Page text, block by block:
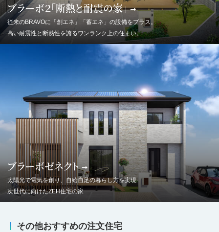
ブラーボ２「断熱と耐震の家」
従来のBRAVOに「創エネ」「蓄エネ」の設備をプラス。
高い耐震性と断熱性を誇るワンランク上の住まい。
ブラーボゼネクト
太陽光で電気を創り、自給自足の暮らし方を実現
次世代に向けたZEH住宅の家
その他おすすめの注文住宅